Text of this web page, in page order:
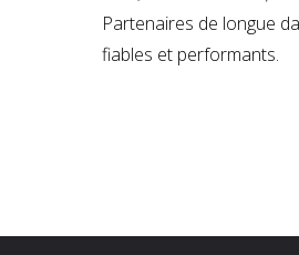
Partenaires de longue
fiables et performants.